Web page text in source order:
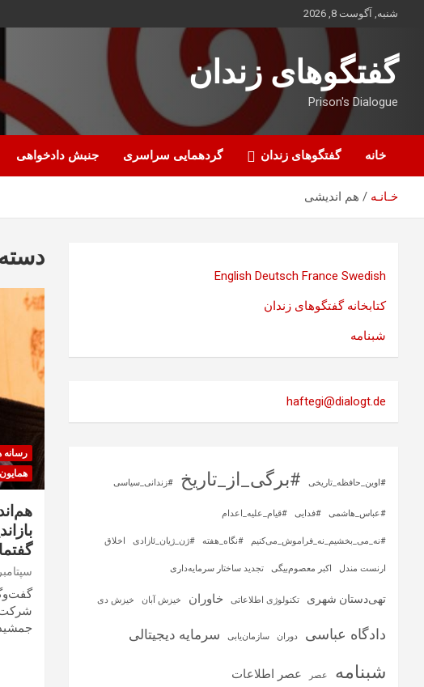
شنبه, آگوست 8, 2026
گفتگوهای زندان
Prison's Dialogue
خانه گفتگوهای زندان گردهمایی سراسری جنبش دادخواهی
خـانـه هم اندیشی
رسانه
سپتامبر 22, 2025
English Deutsch France Swedish
کتابخانه گفتگوهای زندان
شبنامه
haftegi@dialogt.de
#اوین_حافظه_تاریخی #برگی_از_تاریخ #زندانی_سیاسی
#عباس_هاشمی #فدایی #قیام_علیه_اعدام
#نه_می_بخشیم_نه_فراموش_می‌کنیم #نگاه_هفته #ژن_ژیان_ئازادی اخلاق
ارنست مندل اکبر معصوم‌بیگی تجدید ساختار سرمایه‌داری
تهی‌دستان شهری تکنولوژی اطلاعاتی خاوران خیزش آبان خیزش دی
دادگاه عباسی دوران سازمان‌یابی سرمایه‌ دیجیتالی
شبنامه عصر عصر اطلاعات